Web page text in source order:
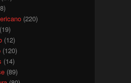
(220)
(19)
(12)
(120)
(14)
(89)